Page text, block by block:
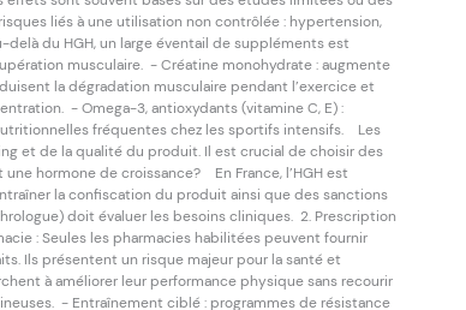
liés à une utilisation non contrôlée : hypertension,
du HGH, un large éventail de suppléments est
musculaire. - Créatine monohydrate : augmente
la dégradation musculaire pendant l’exercice et
- Omega-3, antioxydants (vitamine C, E) :
fréquentes chez les sportifs intensifs. Les
et de la qualité du produit. Il est crucial de choisir des
hormone de croissance? En France, l’HGH est
la confiscation du produit ainsi que des sanctions
doit évaluer les besoins cliniques. 2. Prescription
: Seules les pharmacies habilitées peuvent fournir
Ils présentent un risque majeur pour la santé et
à améliorer leur performance physique sans recourir
- Entraînement ciblé : programmes de résistance